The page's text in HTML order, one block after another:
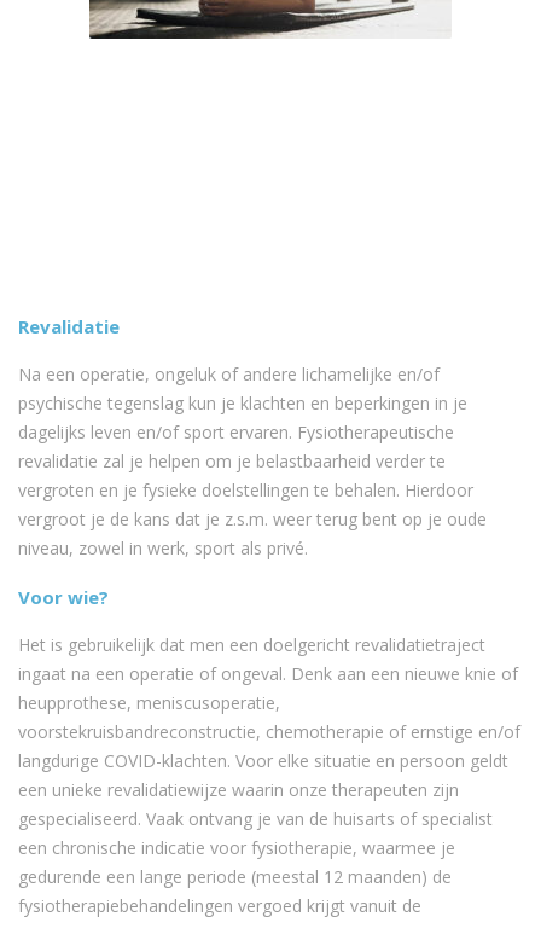
Revalidatie
Na een operatie, ongeluk of andere lichamelijke en/of
psychische tegenslag kun je klachten en beperkingen in je
dagelijks leven en/of sport ervaren. Fysiotherapeutische
revalidatie zal je helpen om je belastbaarheid verder te
vergroten en je fysieke doelstellingen te behalen. Hierdoor
vergroot je de kans dat je z.s.m. weer terug bent op je oude
niveau, zowel in werk, sport als privé.
Voor wie?
Het is gebruikelijk dat men een doelgericht revalidatietraject
ingaat na een operatie of ongeval. Denk aan een nieuwe knie of
heupprothese, meniscusoperatie,
voorstekruisbandreconstructie, chemotherapie of ernstige en/of
langdurige COVID-klachten. Voor elke situatie en persoon geldt
een unieke revalidatiewijze waarin onze therapeuten zijn
gespecialiseerd. Vaak ontvang je van de huisarts of specialist
een chronische indicatie voor fysiotherapie, waarmee je
gedurende een lange periode (meestal 12 maanden) de
fysiotherapiebehandelingen vergoed krijgt vanuit de